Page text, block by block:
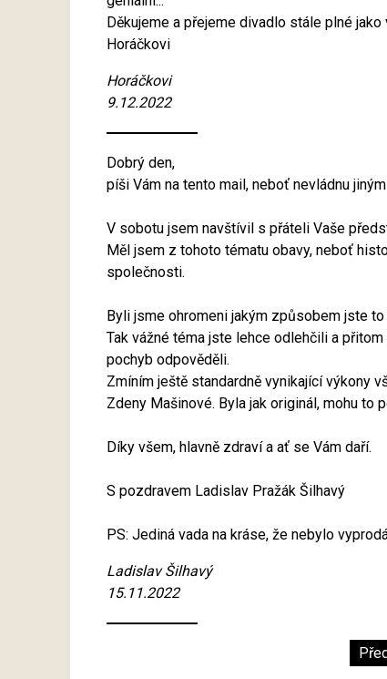
Děkujeme a přejeme divadlo stále plné jako
Horáčkovi
Horáčkovi
9.12.2022
Dobrý den,
píši Vám na tento mail, neboť nevládnu
V sobotu jsem navštívil s přáteli Vaše
Měl jsem z tohoto tématu obavy, neboť
společnosti.
Byli jsme ohromeni jakým způsobem jste to
Tak vážné téma jste lehce odlehčili a
pochyb odpověděli.
Zmíním ještě standardně vynikající výkony
Zdeny Mašinové. Byla jak originál, mohu to
Díky všem, hlavně zdraví a ať se Vám daří.
S pozdravem Ladislav Pražák Šilhavý
PS: Jediná vada na kráse, že nebylo
Ladislav Šilhavý
15.11.2022